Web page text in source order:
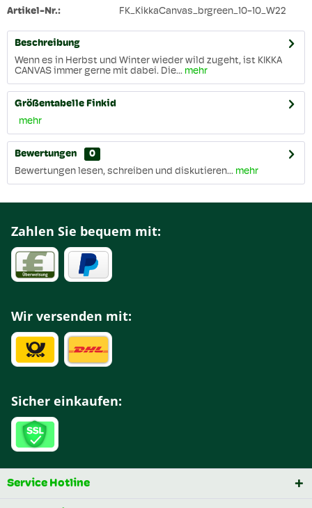
Artikel-Nr.: FK_KikkaCanvas_brgreen_10-10_W22
Beschreibung
Wenn es in Herbst und Winter wieder wild zugeht, ist KIKKA
CANVAS immer gerne mit dabei. Die... mehr
Größentabelle Finkid
mehr
Bewertungen
0
Bewertungen lesen, schreiben und diskutieren... mehr
Zahlen Sie bequem mit:
Wir versenden mit:
Sicher einkaufen:
Service Hotline